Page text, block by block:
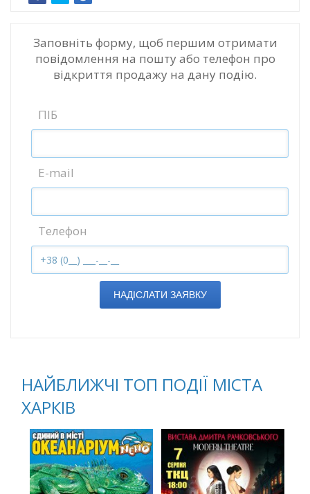
Заповніть форму, щоб першим отримати
повідомлення на пошту або телефон про
відкриття продажу на дану подію.
ПІБ
E-mail
Телефон
НАДІСЛАТИ ЗАЯВКУ
НАЙБЛИЖЧІ ТОП ПОДІЇ МІСТА
ХАРКІВ